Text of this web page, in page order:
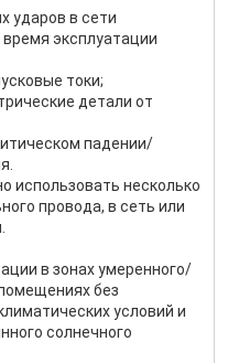
ударов в сети
эксплуатации
токи;
детали от
падении/
использовать несколько
провода, в сеть или
в зонах умеренного/
без
условий и
солнечного